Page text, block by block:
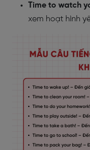
Time to watch
xem hoạt hình